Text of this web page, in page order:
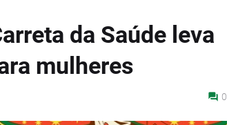
da Saúde leva
mulheres
0